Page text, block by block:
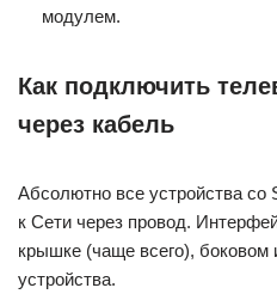
модулем.
Как подключить
через кабель
Абсолютно все устройства
к Сети через провод.
крышке (чаще всего), боковом
устройства.